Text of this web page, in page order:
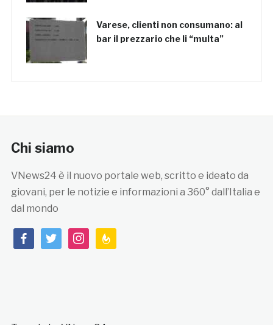
Varese, clienti non consumano: al
bar il prezzario che li “multa”
Chi siamo
VNews24 è il nuovo portale web, scritto e ideato da
giovani, per le notizie e informazioni a 360° dall’Italia e
dal mondo
facebooktwitterinstagramfeedburner